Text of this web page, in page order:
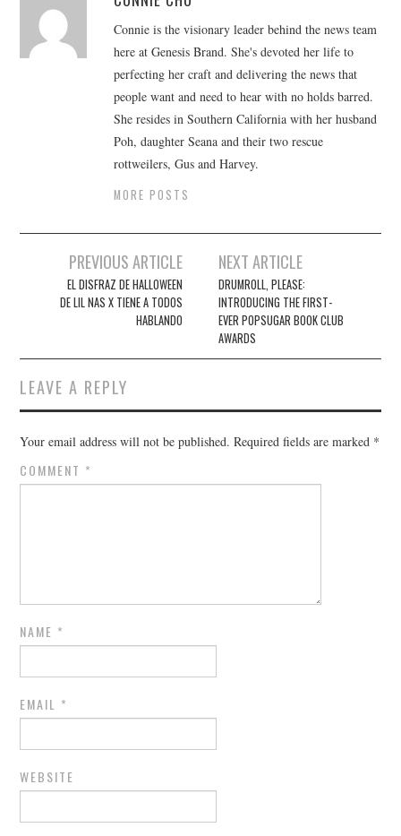
Connie is the visionary leader behind the news team
here at Genesis Brand. She's devoted her life to
perfecting her craft and delivering the news that
people want and need to hear with no holds barred.
She resides in Southern California with her husband
Poh, daughter Seana and their two rescue
rottweilers, Gus and Harvey.
MORE POSTS
navigation
PREVIOUS ARTICLE
EL DISFRAZ DE HALLOWEEN
DE LIL NAS X TIENE A TODOS
HABLANDO
NEXT ARTICLE
DRUMROLL, PLEASE:
INTRODUCING THE FIRST-
EVER POPSUGAR BOOK CLUB
AWARDS
LEAVE A REPLY
Your email address will not be published. Required fields are marked *
COMMENT *
NAME *
EMAIL *
WEBSITE